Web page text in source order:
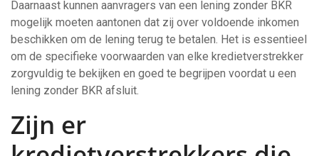
Daarnaast kunnen aanvragers van een lening zonder BKR
mogelijk moeten aantonen dat zij over voldoende inkomen
beschikken om de lening terug te betalen. Het is essentieel
om de specifieke voorwaarden van elke kredietverstrekker
zorgvuldig te bekijken en goed te begrijpen voordat u een
lening zonder BKR afsluit.
Zijn er